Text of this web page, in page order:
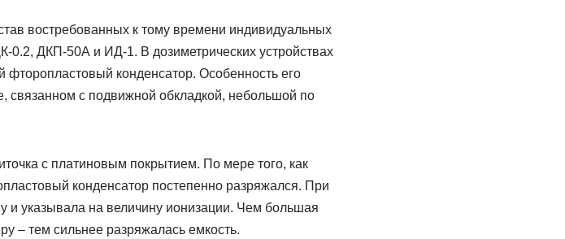
востребованных к тому времени индивидуальных
0.2, ДКП-50А и ИД-1. В дозиметрических устройствах
конденсатор. Особенность его
связанном с подвижной обкладкой, небольшой по
с платиновым покрытием. По мере того, как
конденсатор постепенно разряжался. При
и указывала на величину ионизации. Чем большая
– тем сильнее разряжалась емкость.